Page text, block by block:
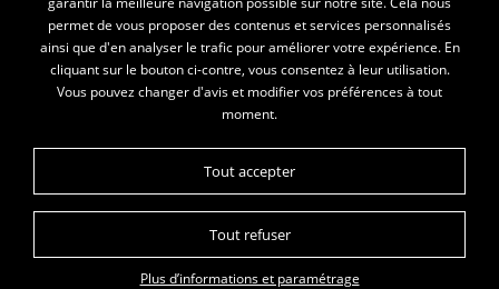
toutes les actualités des PEP 69
Votre e-mail*
permet de vous proposer des contenus et services personnalisés
ainsi que d'en analyser le trafic pour améliorer votre expérience. En
cliquant sur le bouton ci-contre, vous consentez à leur utilisation.
Vous pouvez changer d'avis et modifier vos préférences à tout
moment.
Tout accepter
Tout refuser
Plus d’informations et paramétrage